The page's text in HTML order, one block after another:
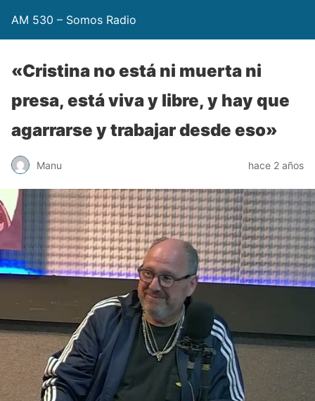
AM 530 – Somos Radio
«Cristina no está ni muerta ni
presa, está viva y libre, y hay que
agarrarse y trabajar desde eso»
Manu hace 2 años